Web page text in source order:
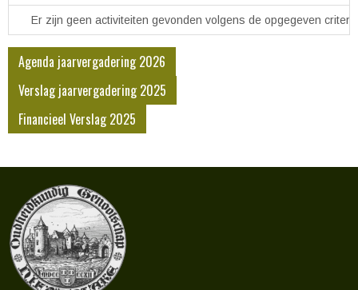
Er zijn geen activiteiten gevonden volgens de opgegeven criteria
Agenda jaarvergadering 2026
Verslag jaarvergadering 2025
Financieel Verslag 2025